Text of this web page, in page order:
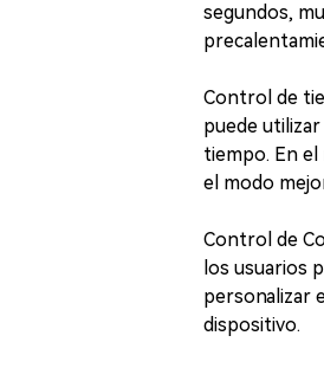
segundos,
Control de
puede utilizar
tiempo. En
el modo
Control de
los usuarios
personalizar
dispositivo.